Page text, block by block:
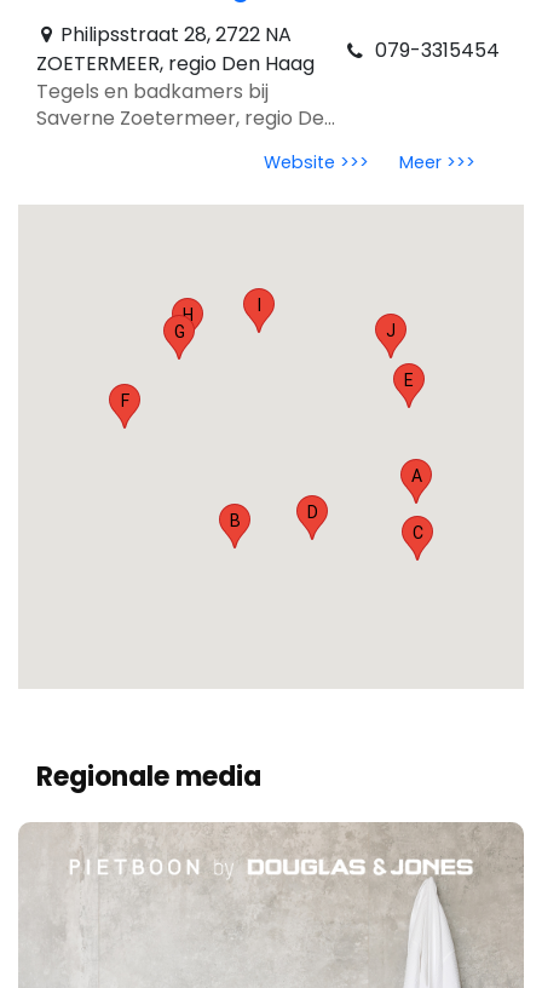
Philipsstraat 28, 2722 NA
ZOETERMEER, regio Den Haag
Tegels en badkamers bij
Saverne Zoetermeer, regio Den
tegeltrends 2026.
079-3315454
Website >>> Meer >>>
A
B
C
D
E
F
G
H
J
Regionale media